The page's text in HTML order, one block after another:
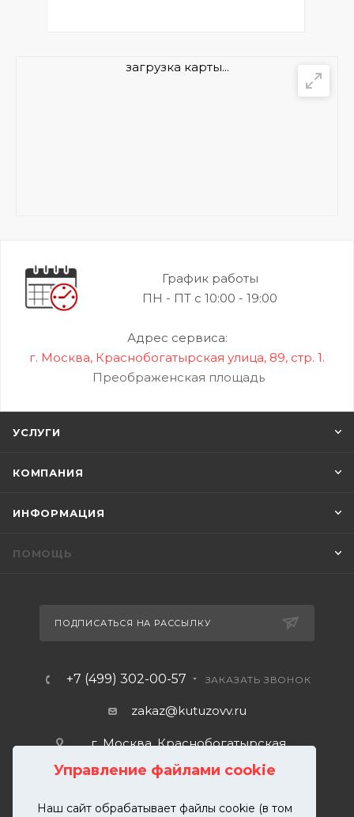
Управление файлами cookie
Наш сайт обрабатывает файлы cookie (в том
загрузка карты...
График работы
ПН - ПТ с 10:00 - 19:00
Адрес сервиса:
г. Москва, Краснобогатырская улица, 89, стр. 1.
Преображенская площадь
УСЛУГИ
КОМПАНИЯ
ИНФОРМАЦИЯ
ПОМОЩЬ
ПОДПИСАТЬСЯ НА РАССЫЛКУ
+7 (499) 302-00-57 ЗАКАЗАТЬ ЗВОНОК
zakaz@kutuzovv.ru
г. Москва, Краснобогатырская